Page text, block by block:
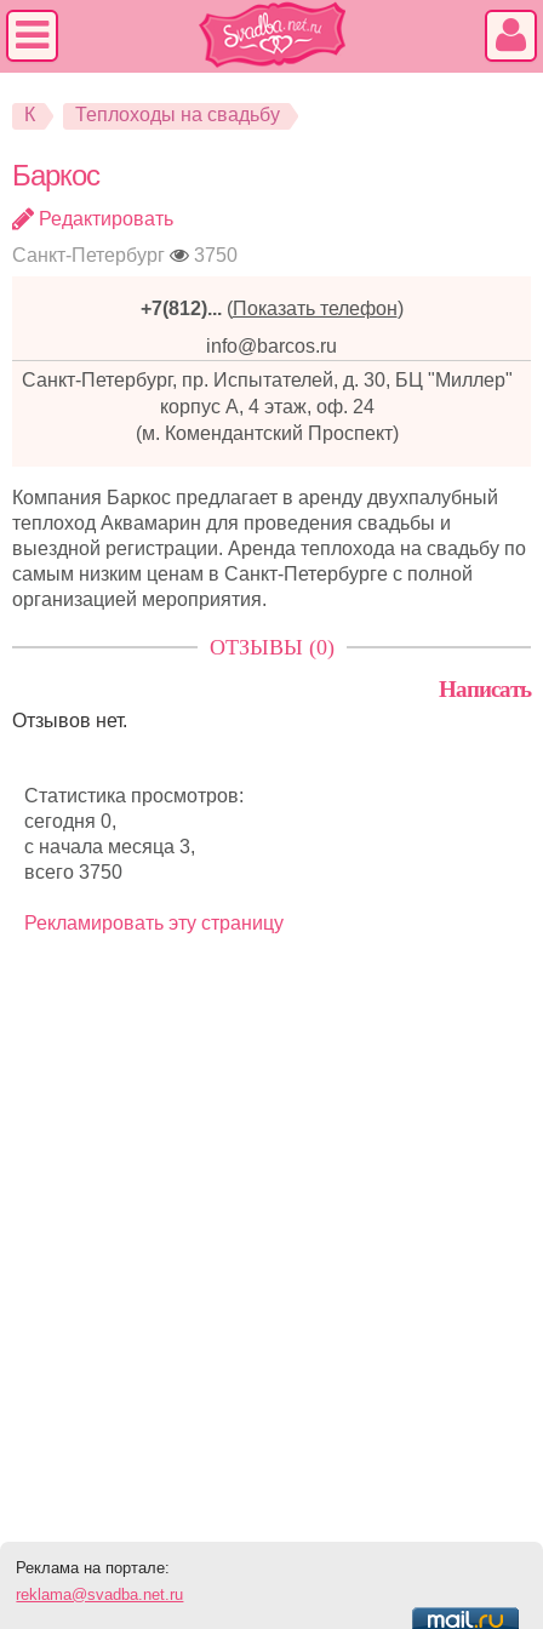
К Теплоходы на свадьбу
Баркос
Редактировать
Санкт-Петербург
3750
+7(812)... (Показать телефон)
info@barcos.ru
Санкт-Петербург, пр. Испытателей, д. 30, БЦ "Миллер"
корпус А, 4 этаж, оф. 24
(м. Комендантский Проспект)
Компания Баркос предлагает в аренду двухпалубный
теплоход Аквамарин для проведения свадьбы и
выездной регистрации. Аренда теплохода на свадьбу по
самым низким ценам в Санкт-Петербурге с полной
организацией мероприятия.
ОТЗЫВЫ (0)
Написать
Отзывов нет.
Статистика просмотров:
сегодня 0,
с начала месяца 3,
всего 3750
Рекламировать эту страницу
Реклама на портале:
reklama@svadba.net.ru